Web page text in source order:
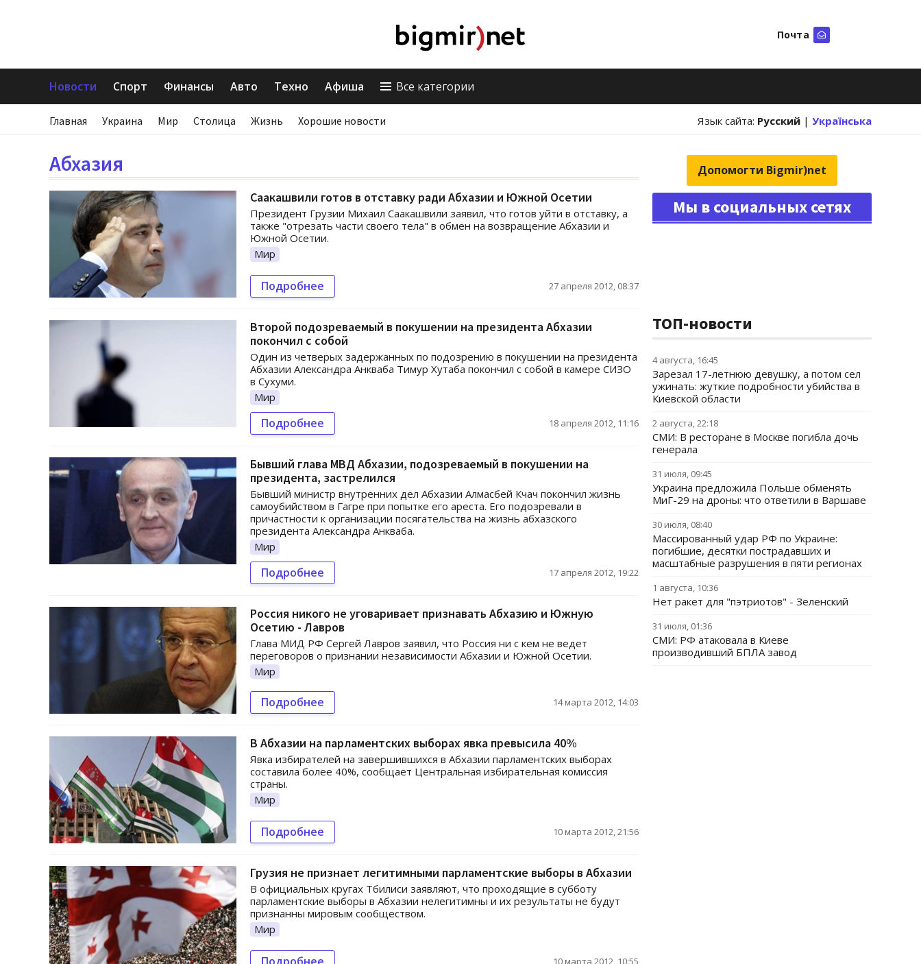
Почта
Новости Спорт Финансы Авто Техно Афиша Все категории
Главная Украина Мир Столица Жизнь Хорошие новости Язык сайта: Русский | Українська
Абхазия
Саакашвили готов в отставку ради Абхазии и Южной Осетии
Президент Грузии Михаил Саакашвили заявил, что готов уйти в отставку, а
также "отрезать части своего тела" в обмен на возвращение Абхазии и
Южной Осетии.
Мир
Подробнее 27 апреля 2012, 08:37
Второй подозреваемый в покушении на президента Абхазии
покончил с собой
Один из четверых задержанных по подозрению в покушении на президента
Абхазии Александра Анкваба Тимур Хутаба покончил с собой в камере СИЗО
в Сухуми.
Мир
Подробнее 18 апреля 2012, 11:16
Бывший глава МВД Абхазии, подозреваемый в покушении на
президента, застрелился
Бывший министр внутренних дел Абхазии Алмасбей Кчач покончил жизнь
самоубийством в Гагре при попытке его ареста. Его подозревали в
причастности к организации посягательства на жизнь абхазского
президента Александра Анкваба.
Мир
Подробнее 17 апреля 2012, 19:22
Россия никого не уговаривает признавать Абхазию и Южную
Осетию - Лавров
Глава МИД РФ Сергей Лавров заявил, что Россия ни с кем не ведет
переговоров о признании независимости Абхазии и Южной Осетии.
Мир
Подробнее 14 марта 2012, 14:03
В Абхазии на парламентских выборах явка превысила 40%
Явка избирателей на завершившихся в Абхазии парламентских выборах
составила более 40%, сообщает Центральная избирательная комиссия
страны.
Мир
Подробнее 10 марта 2012, 21:56
Грузия не признает легитимными парламентские выборы в Абхазии
В официальных кругах Тбилиси заявляют, что проходящие в субботу
парламентские выборы в Абхазии нелегитимны и их результаты не будут
признанны мировым сообществом.
Мир
Подробнее 10 марта 2012, 10:55
Допомогти Bigmir)net
Мы в социальных сетях
ТОП-новости
4 августа, 16:45
Зарезал 17-летнюю девушку, а потом сел
ужинать: жуткие подробности убийства в
Киевской области
2 августа, 22:18
СМИ: В ресторане в Москве погибла дочь
генерала
31 июля, 09:45
Украина предложила Польше обменять
МиГ-29 на дроны: что ответили в Варшаве
30 июля, 08:40
Массированный удар РФ по Украине:
погибшие, десятки пострадавших и
масштабные разрушения в пяти регионах
1 августа, 10:36
Нет ракет для "пэтриотов" - Зеленский
31 июля, 01:36
СМИ: РФ атаковала в Киеве
производивший БПЛА завод